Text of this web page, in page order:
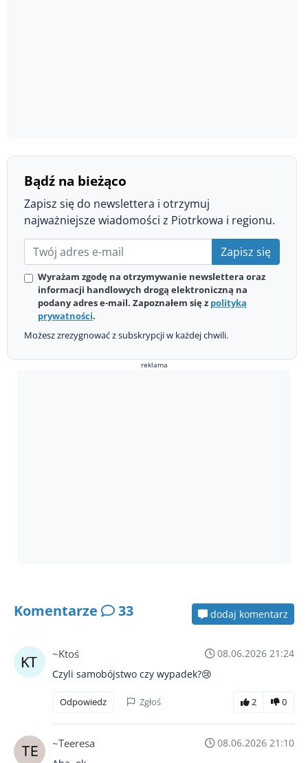
Bądź na bieżąco
Zapisz się do newslettera i otrzymuj
najważniejsze wiadomości z Piotrkowa i regionu.
Zapisz się
Wyrażam zgodę na otrzymywanie newslettera oraz
informacji handlowych drogą elektroniczną na
podany adres e-mail. Zapoznałem się z polityką
prywatności.
Możesz zrezygnować z subskrypcji w każdej chwili.
reklama
Komentarze 33 dodaj komentarz
~Ktoś
08.06.2026 21:24
Czyli samobójstwo czy wypadek?😢
Odpowiedz Zgłoś 2 0
~Teeresa
08.06.2026 21:10